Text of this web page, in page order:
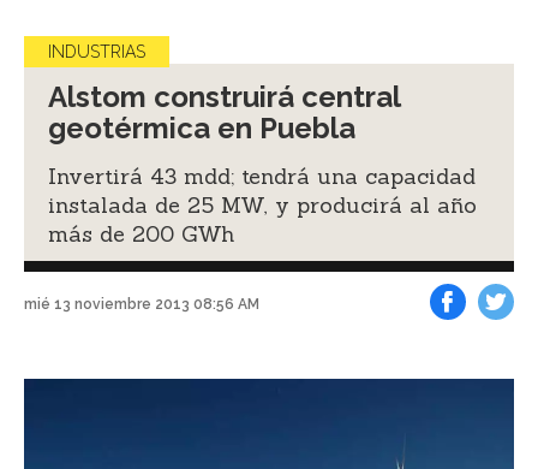
INDUSTRIAS
Alstom construirá central
geotérmica en Puebla
Invertirá 43 mdd; tendrá una capacidad
instalada de 25 MW, y producirá al año
más de 200 GWh
mié 13 noviembre 2013 08:56 AM